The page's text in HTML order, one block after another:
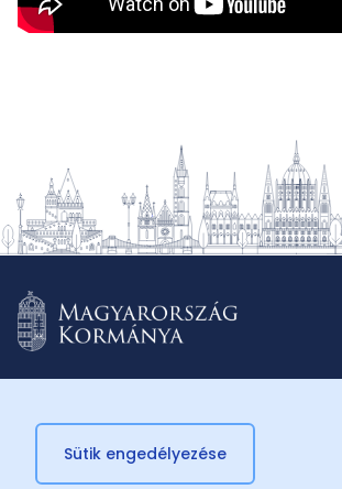
© 2026 Külügyminisztérium
Sütik engedélyezése